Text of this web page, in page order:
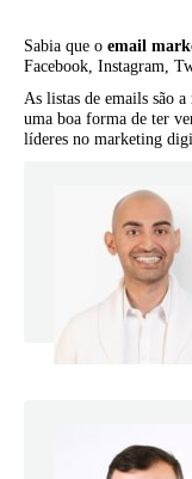
Sabia que o email
Facebook, Instagram,
As listas de emails são
uma boa forma de ter
líderes no marketing